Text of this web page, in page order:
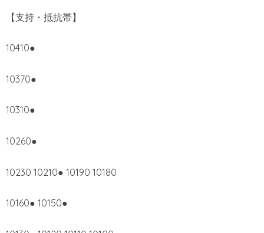
【支持・抵抗帯】
10410●
10370●
10310●
10260●
10230 10210● 10190 10180
10160● 10150●